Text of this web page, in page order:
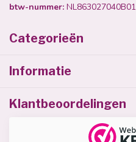
btw-nummer: NL863027040B01
Categorieën
Informatie
Klantbeoordelingen